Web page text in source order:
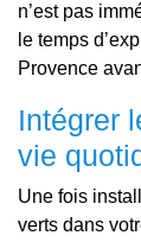
n’est pas
le temps
Provence
Intégrer
vie
Une fois
verts dans